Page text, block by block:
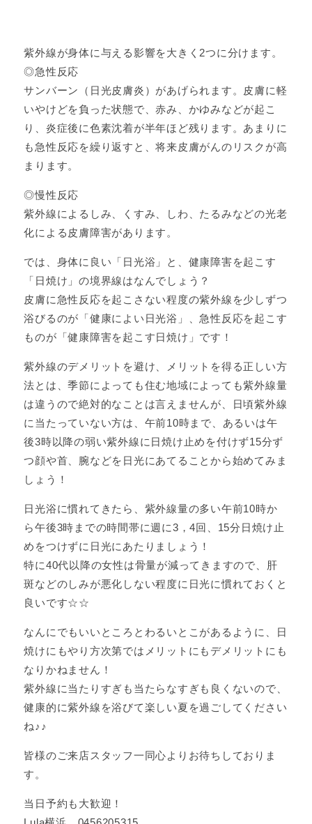
紫外線が身体に与える影響を大きく2つに分けます。
◎急性反応
サンバーン（日光皮膚炎）があげられます。皮膚に軽
いやけどを負った状態で、赤み、かゆみなどが起こ
り、炎症後に色素沈着が半年ほど残ります。あまりに
も急性反応を繰り返すと、将来皮膚がんのリスクが高
まります。
◎慢性反応
紫外線によるしみ、くすみ、しわ、たるみなどの光老
化による皮膚障害があります。
では、身体に良い「日光浴」と、健康障害を起こす
「日焼け」の境界線はなんでしょう？
皮膚に急性反応を起こさない程度の紫外線を少しずつ
浴びるのが「健康によい日光浴」、急性反応を起こす
ものが「健康障害を起こす日焼け」です！
紫外線のデメリットを避け、メリットを得る正しい方
法とは、季節によっても住む地域によっても紫外線量
は違うので絶対的なことは言えませんが、日頃紫外線
に当たっていない方は、午前10時まで、あるいは午
後3時以降の弱い紫外線に日焼け止めを付けず15分ず
つ顔や首、腕などを日光にあてることから始めてみま
しょう！
日光浴に慣れてきたら、紫外線量の多い午前10時か
ら午後3時までの時間帯に週に3，4回、15分日焼け止
めをつけずに日光にあたりましょう！
特に40代以降の女性は骨量が減ってきますので、肝
斑などのしみが悪化しない程度に日光に慣れておくと
良いです☆☆
なんにでもいいところとわるいとこがあるように、日
焼けにもやり方次第ではメリットにもデメリットにも
なりかねません！
紫外線に当たりすぎも当たらなすぎも良くないので、
健康的に紫外線を浴びて楽しい夏を過ごしてください
ね♪♪
皆様のご来店スタッフ一同心よりお待ちしておりま
す。
当日予約も大歓迎！